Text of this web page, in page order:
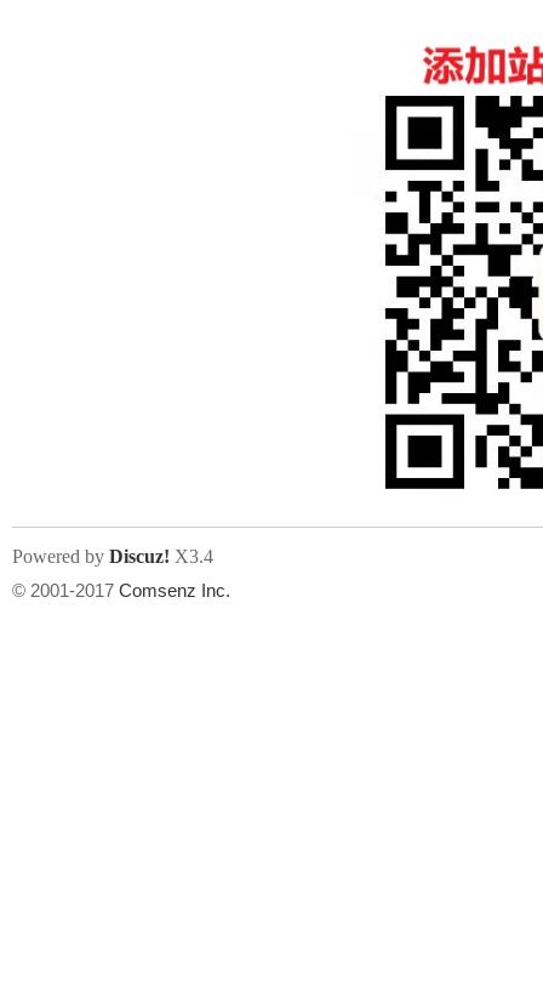
Powered by Discuz! X3.4
© 2001-2017 Comsenz Inc.